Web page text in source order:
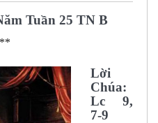
Tuần 25 TN B
Lời
Chúa:
Lc 9,
7-9